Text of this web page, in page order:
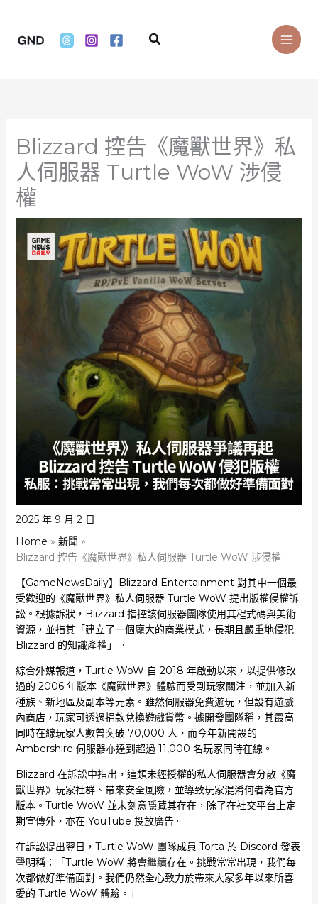
content
Search
Blizzard 控告《魔獸世界》私
人伺服器 Turtle WoW 涉侵
權
2025 年 9 月 2 日
Home
新聞
Blizzard 控告《魔獸世界》私人伺服器 Turtle WoW 涉侵權
【GameNewsDaily】Blizzard Entertainment 對其中一個最
受歡迎的《魔獸世界》私人伺服器 Turtle WoW 提出版權侵權訴
訟。根據訴狀，Blizzard 指控該伺服器團隊使用其程式碼與美術
資源，並指其「建立了一個龐大的商業模式，長期且嚴重地侵犯
Blizzard 的知識產權」。
綜合外媒報道，Turtle WoW 自 2018 年啟動以來，以提供修改
過的 2006 年版本《魔獸世界》體驗而受到玩家關注，並加入新
種族、新地區及副本等元素。雖然伺服器免費遊玩，但設有遊戲
內商店，玩家可透過捐款兌換遊戲貨幣。據開發團隊稱，其最高
同時在線玩家人數曾突破 70,000 人，而今年新開設的
Ambershire 伺服器亦達到超過 11,000 名玩家同時在線。
Blizzard 在訴訟中指出，這類未經授權的私人伺服器會分散《魔
獸世界》玩家社群、帶來安全風險，並導致玩家混淆何者為官方
版本。Turtle WoW 並未刻意隱藏其存在，除了在社交平台上定
期宣傳外，亦在 YouTube 投放廣告。
在訴訟提出翌日，Turtle WoW 團隊成員 Torta 於 Discord 發表
聲明稱：「Turtle WoW 將會繼續存在。挑戰常常出現，我們每
次都做好準備面對。我們仍然全心致力於帶來大家多年以來所喜
愛的 Turtle WoW 體驗。」